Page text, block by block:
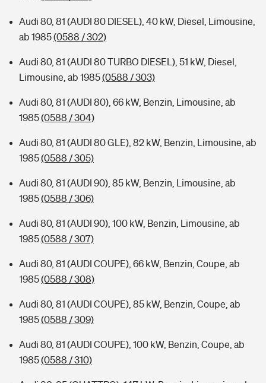
Tools
Kinderunfall-Check: Mehr Sicherheit für deine Kids
Sie haben Fragen?
Audi 80, 81 (AUDI 80 DIESEL), 40 kW, Diesel, Limousine,
ab 1985(0588 / 302)
Audi 80, 81 (AUDI 80 TURBO DIESEL), 51 kW, Diesel,
Limousine, ab 1985(0588 / 303)
Audi 80, 81 (AUDI 80), 66 kW, Benzin, Limousine, ab
1985(0588 / 304)
Audi 80, 81 (AUDI 80 GLE), 82 kW, Benzin, Limousine, ab
1985(0588 / 305)
Audi 80, 81 (AUDI 90), 85 kW, Benzin, Limousine, ab
1985(0588 / 306)
Audi 80, 81 (AUDI 90), 100 kW, Benzin, Limousine, ab
1985(0588 / 307)
Audi 80, 81 (AUDI COUPE), 66 kW, Benzin, Coupe, ab
1985(0588 / 308)
Audi 80, 81 (AUDI COUPE), 85 kW, Benzin, Coupe, ab
1985(0588 / 309)
Audi 80, 81 (AUDI COUPE), 100 kW, Benzin, Coupe, ab
1985(0588 / 310)